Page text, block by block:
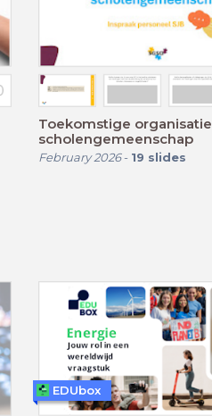
Toekomstige organisatie
scholengemeenschap
February 2026- 19 slides
EDUbox